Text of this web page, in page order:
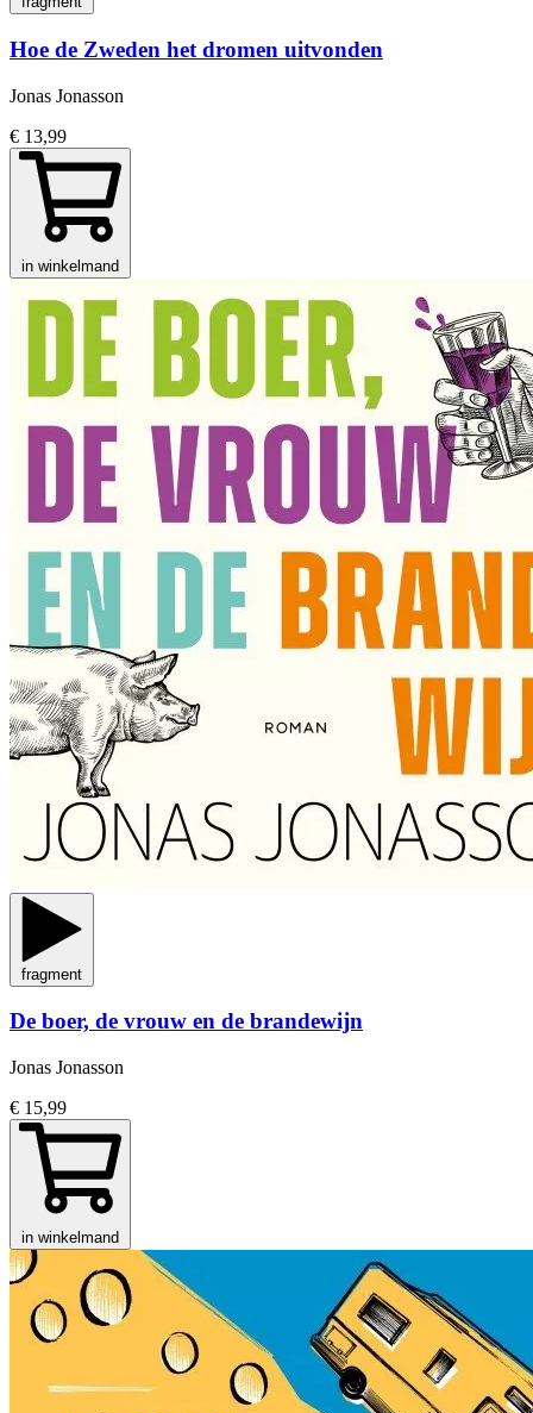
Hoe de Zweden het dromen uitvonden
Jonas Jonasson
€ 13,99
in winkelmand
fragment
De boer, de vrouw en de brandewijn
Jonas Jonasson
€ 15,99
in winkelmand